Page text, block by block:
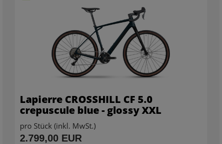
Lapierre CROSSHILL CF 5.0
crepuscule blue - glossy XXL
pro Stück (inkl. MwSt.)
2.799,00 EUR